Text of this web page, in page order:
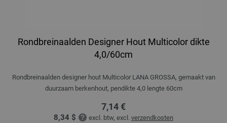
Rondbreinaalden Designer Hout Multicolor dikte
4,0/60cm
Rondbreinaalden designer hout Multicolor LANA GROSSA, gemaakt van
duurzaam berkenhout, pendikte 4,0 lengte 60cm
7,14 €
8,34 $ excl. btw, excl. verzendkosten